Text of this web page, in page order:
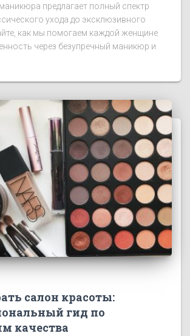
предлагает полный спектр
ухода до эксклюзивного
как мы помогаем каждой женщине
через безупречный маникюр и
салон красоты:
гид по
качества